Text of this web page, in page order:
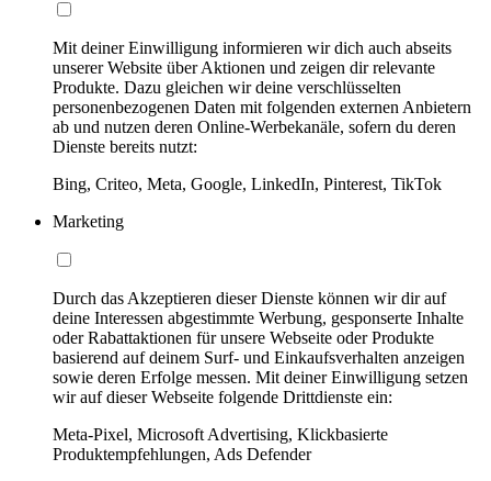
Mit deiner Einwilligung informieren wir dich auch abseits
unserer Website über Aktionen und zeigen dir relevante
Produkte. Dazu gleichen wir deine verschlüsselten
personenbezogenen Daten mit folgenden externen Anbietern
ab und nutzen deren Online-Werbekanäle, sofern du deren
Dienste bereits nutzt:
Bing, Criteo, Meta, Google, LinkedIn, Pinterest, TikTok
Marketing
Durch das Akzeptieren dieser Dienste können wir dir auf
deine Interessen abgestimmte Werbung, gesponserte Inhalte
oder Rabattaktionen für unsere Webseite oder Produkte
basierend auf deinem Surf- und Einkaufsverhalten anzeigen
sowie deren Erfolge messen. Mit deiner Einwilligung setzen
wir auf dieser Webseite folgende Drittdienste ein:
Meta-Pixel, Microsoft Advertising, Klickbasierte
Produktempfehlungen, Ads Defender